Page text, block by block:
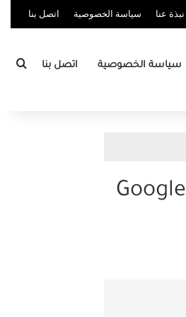
نبذة عنا سياسة الخصوصية اتصل بنا
سياسة الخصوصية اتصل بنا
أفضل 10 طرق لإصلاح عدم تشغيل مقاطع الفيديو على Twitter في Google